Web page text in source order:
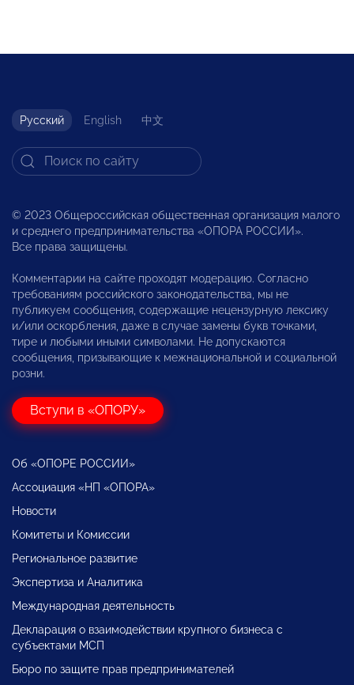
Русский English 中文
© 2023 Общероссийская общественная организация малого
и среднего предпринимательства «ОПОРА РОССИИ».
Все права защищены.
Комментарии на сайте проходят модерацию. Согласно
требованиям российского законодательства, мы не
публикуем сообщения, содержащие нецензурную лексику
и/или оскорбления, даже в случае замены букв точками,
тире и любыми иными символами. Не допускаются
сообщения, призывающие к межнациональной и социальной
розни.
Вступи в «ОПОРУ»
Об «ОПОРЕ РОССИИ»
Ассоциация «НП «ОПОРА»
Новости
Комитеты и Комиссии
Региональное развитие
Экспертиза и Аналитика
Международная деятельность
Декларация о взаимодействии крупного бизнеса с
субъектами МСП
Бюро по защите прав предпринимателей